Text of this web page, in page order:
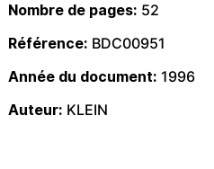
Nombre de pages 52
Référence BDC00951
Année du document 1996
Auteur KLEIN